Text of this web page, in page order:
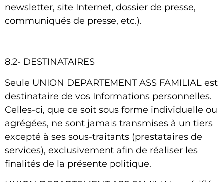
newsletter, site Internet, dossier de presse,
communiqués de presse, etc.).
8.2- DESTINATAIRES
Seule UNION DEPARTEMENT ASS FAMILIAL est
destinataire de vos Informations personnelles.
Celles-ci, que ce soit sous forme individuelle ou
agrégées, ne sont jamais transmises à un tiers
excepté à ses sous-traitants (prestataires de
services), exclusivement afin de réaliser les
finalités de la présente politique.